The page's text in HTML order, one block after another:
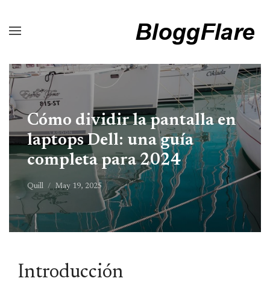
Cómo dividir la pantalla en
laptops Dell: una guía
completa para 2024
Quill May 19, 2025
Introducción